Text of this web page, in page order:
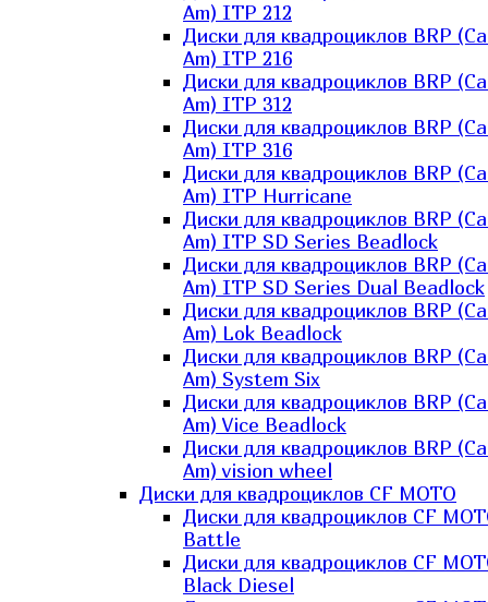
Am) ITP 212
Диски для квадроциклов BRP
Am) ITP 216
Диски для квадроциклов BRP
Am) ITP 312
Диски для квадроциклов BRP
Am) ITP 316
Диски для квадроциклов BRP
Am) ITP Hurricane
Диски для квадроциклов BRP
Am) ITP SD Series Beadlock
Диски для квадроциклов BRP
Am) ITP SD Series Dual Beadlock
Диски для квадроциклов BRP
Am) Lok Beadlock
Диски для квадроциклов BRP
Am) System Six
Диски для квадроциклов BRP
Am) Vice Beadlock
Диски для квадроциклов BRP
Am) vision wheel
Диски для квадроциклов CF MOTO
Диски для квадроциклов CF
Battle
Диски для квадроциклов CF
Black Diesel